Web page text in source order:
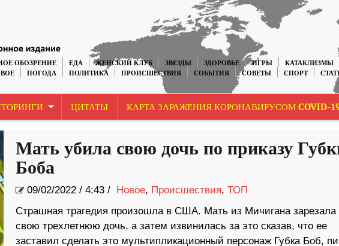
ОБОЗРЕНИЕ ЕДА ЖЕНСКИЙ КЛУБ ЗВЕЗДЫ ЗДОРОВЬЕ ИГРЫ КАТАКЛИЗМЫ
ПОГОДА ПОЛИТИКА ПРОИСШЕСТВИЯ СОБЫТИЯ СОВЕТЫ СПОРТ
ЦИТАТЫ КАРТА ЗАРАЖЕНИЯ КОРОНАВИРУСОМ COVID-
Мать убила свою дочь по приказу
Боба
09/02/2022/ 4:43 / Новое, Происшествия, ТОП
Страшная трагедия произошла в США. Мать из Мичигана зарезала
свою трехлетнюю дочь, а затем извинилась за это сказав, что ее
заставил сделать это мультипликационный персонаж Губка Боб,